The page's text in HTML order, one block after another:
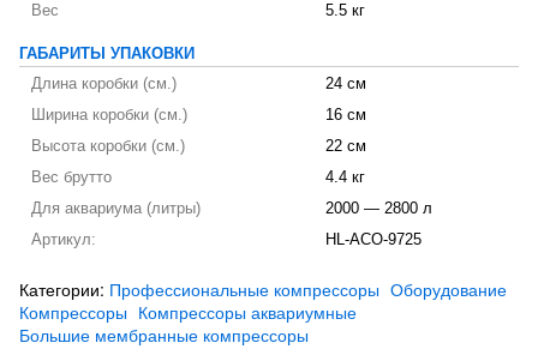
Вес
5.5 кг
ГАБАРИТЫ УПАКОВКИ
Длина коробки (см.)
24 см
Ширина коробки (см.)
16 см
Высота коробки (см.)
22 см
Вес брутто
4.4 кг
Для аквариума (литры)
2000 — 2800 л
Артикул:
HL-ACO-9725
Категории: Профессиональные компрессоры Оборудование
Компрессоры Компрессоры аквариумные
Большие мембранные компрессоры